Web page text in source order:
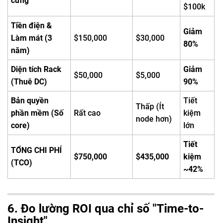
$100k
Tiền điện &
Làm mát (3
năm)
$150,000 $30,000
Giảm
80%
Diện tích Rack
(Thuê DC)
$50,000 $5,000
Giảm
90%
Bản quyền
phần mềm (Số
core)
Rất cao
Thấp (Ít
node hơn)
Tiết
kiệm
lớn
TỔNG CHI PHÍ
(TCO)
$750,000 $435,000
Tiết
kiệm
~42%
6. Đo lường ROI qua chỉ số "Time-to-